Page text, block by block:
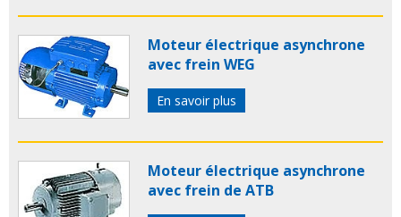
Moteur électrique asynchrone
avec frein WEG
En savoir plus
Moteur électrique asynchrone
avec frein de ATB